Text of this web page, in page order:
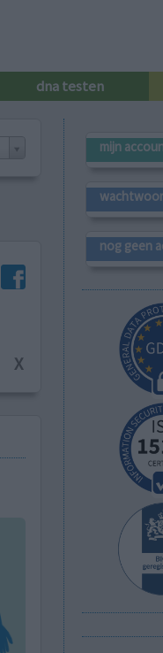
dna testen
X
mijn
nog geen